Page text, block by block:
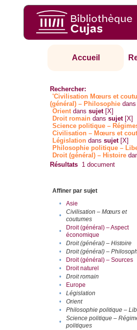
Accueil
Rechercher:
'Civilisation Mœurs et
(général) – Philosophie
Orientdanssujet [X]
Droit romain danssujet [X]
Science politique –
Civilisation – Mœurs et
Législation danssujet [X]
Philosophie politique –
Droit (général) – Histoire
Résultats 1 document
Affiner par sujet
•
Asie
•
Civilisation – Mœurs et
coutumes
•
Droit (général) – Aspect
économique
• Droit (général) – Histoire
•
Droit (général) –
•
Droit (général) – Sources
•
Droit naturel
•
Droit romain
•
Europe
•
Législation
•
Orient
•
Philosophie politique –
•
Science politique –
politiques